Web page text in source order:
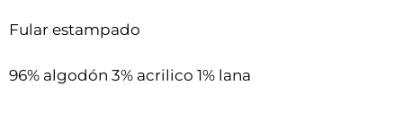
Fular estampado
96% algodón 3% acrilico 1% lana